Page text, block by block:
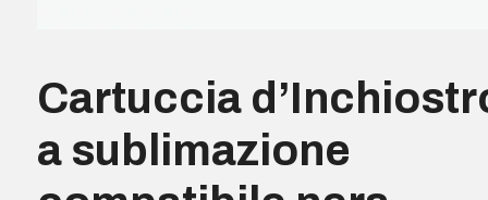
Cartuccia
a sublimazione